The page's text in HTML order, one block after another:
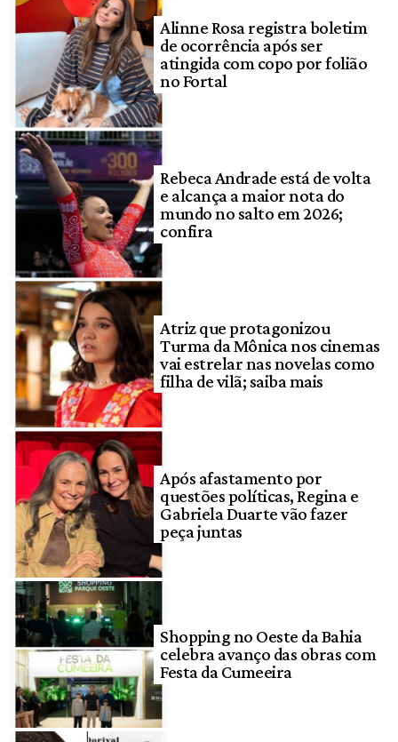
Alinne Rosa registra boletim
de ocorrência após ser
atingida com copo por folião
no Fortal
Rebeca Andrade está de volta
e alcança a maior nota do
mundo no salto em 2026;
confira
Atriz que protagonizou
Turma da Mônica nos cinemas
vai estrelar nas novelas como
filha de vilã; saiba mais
Após afastamento por
questões políticas, Regina e
Gabriela Duarte vão fazer
peça juntas
Shopping no Oeste da Bahia
celebra avanço das obras com
Festa da Cumeeira